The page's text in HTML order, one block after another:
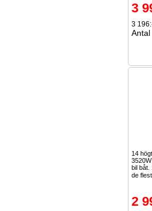
3
3
Antal
14
bil båt.
de
2